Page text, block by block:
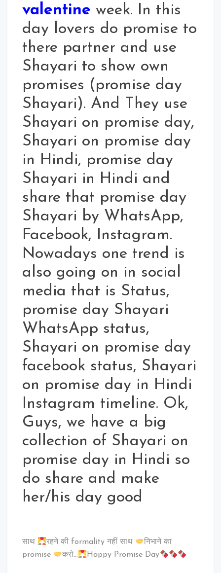
valentine week. In this
day lovers do promise to
there partner and use
Shayari to show own
promises (promise day
Shayari). And They use
Shayari on promise day,
Shayari on promise day
in Hindi, promise day
Shayari in Hindi and
share that promise day
Shayari by WhatsApp,
Facebook, Instagram.
Nowadays one trend is
also going on in social
media that is Status,
promise day Shayari
WhatsApp status,
Shayari on promise day
facebook status, Shayari
on promise day in Hindi
Instagram timeline. Ok,
Guys, we have a big
collection of Shayari on
promise day in Hindi so
do share and make
her/his day good
साथ रहने की formality नहीं साथ
निभाने का
promise
करो… Happy Promise Day